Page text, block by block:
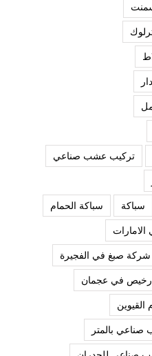
تركيب عشب صناعي
سباكة
سباكة الحمام
شركة صبغ في الفجيرة
رخيص في عجمان
بالمتر